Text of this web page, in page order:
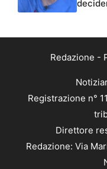
Redazione -
Registrazione n°
Direttore
Redazione: Via